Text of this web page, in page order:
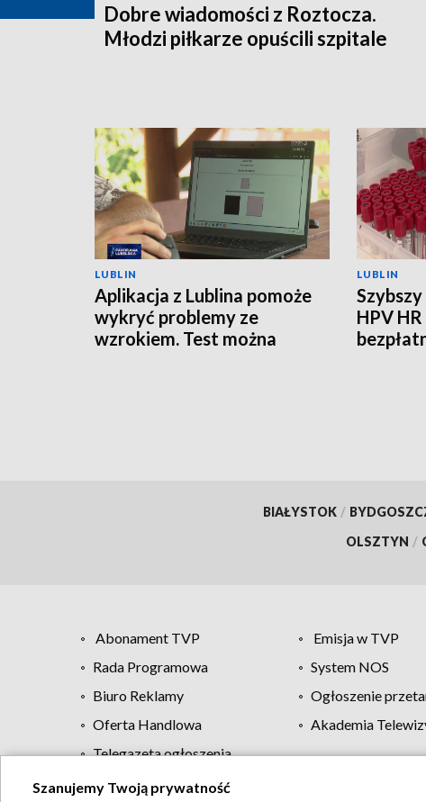
Dobre wiadomości z Roztocza.
Młodzi piłkarze opuścili szpitale
LUBLIN
Aplikacja z Lublina pomoże
wykryć problemy ze
wzrokiem. Test można
LUBLIN
HPV
BIAŁYSTOK /
OLSZTYN /
Abonament TVP Emisja w TVP
Rada Programowa
System NOS
Biuro Reklamy
Ogłoszenie
Oferta Handlowa
Akademia
Telegazeta ogłoszenia
Szanujemy Twoją prywatność